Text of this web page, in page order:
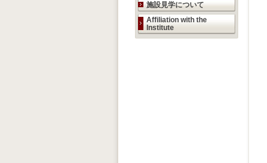
施設見学について
Affiliation with the
Institute